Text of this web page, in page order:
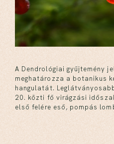
A Dendrológiai gyűjtemény
meghatározza a botanikus
hangulatát.
20. közti fő virágzási
első felére eső, pompás